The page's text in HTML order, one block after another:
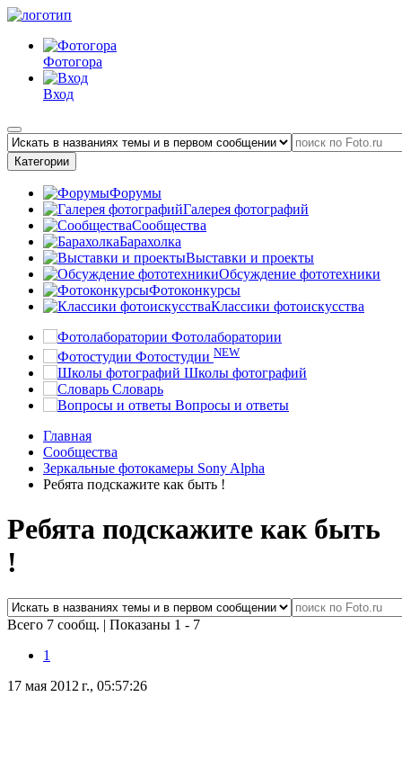
Фотогора
Вход
Категории
Форумы
Галерея фотографий
Сообщества
Барахолка
Выставки и проекты
Обсуждение фототехники
Фотоконкурсы
Классики фотоискусства
Фотолаборатории
Фотостудии NEW
Школы фотографий
Словарь
Вопросы и ответы
Главная
Сообщества
Зеркальные фотокамеры Sony Alpha
Ребята подскажите как быть !
Ребята подскажите как быть
!
Всего 7 сообщ. | Показаны 1 - 7
1
17 мая 2012 г., 05:57:26